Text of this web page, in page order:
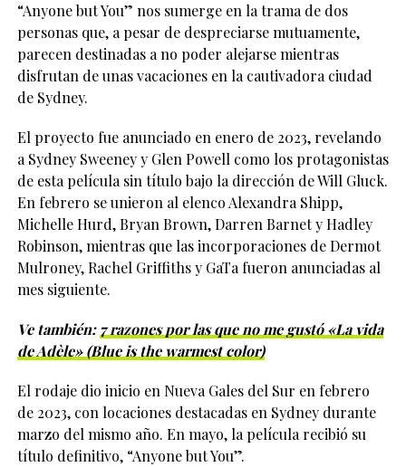
“Anyone but You” nos sumerge en la trama de dos
personas que, a pesar de despreciarse mutuamente,
parecen destinadas a no poder alejarse mientras
disfrutan de unas vacaciones en la cautivadora ciudad
de Sydney.
El proyecto fue anunciado en enero de 2023, revelando
a Sydney Sweeney y Glen Powell como los protagonistas
de esta película sin título bajo la dirección de Will Gluck.
En febrero se unieron al elenco Alexandra Shipp,
Michelle Hurd, Bryan Brown, Darren Barnet y Hadley
Robinson, mientras que las incorporaciones de Dermot
Mulroney, Rachel Griffiths y GaTa fueron anunciadas al
mes siguiente.
Ve también: 7 razones por las que no me gustó «La vida
de Adèle» (Blue is the warmest color)
El rodaje dio inicio en Nueva Gales del Sur en febrero
de 2023, con locaciones destacadas en Sydney durante
marzo del mismo año. En mayo, la película recibió su
título definitivo, “Anyone but You”.